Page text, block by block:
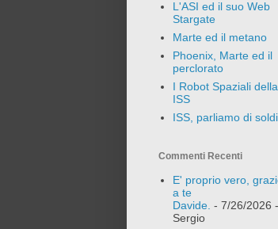
L'ASI ed il suo Web
Stargate
Marte ed il metano
Phoenix, Marte ed il
perclorato
I Robot Spaziali della
ISS
ISS, parliamo di soldi
Commenti Recenti
E' proprio vero,
a te
Davide. - 7/26/2026 -
Sergio